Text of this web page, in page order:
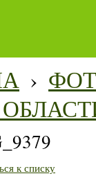
›
к списку